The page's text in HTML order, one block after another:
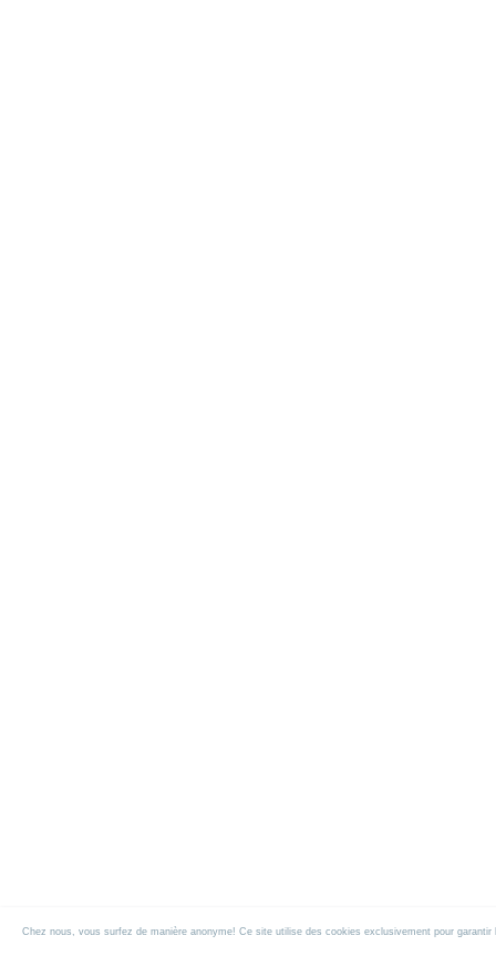
Chez nous, vous surfez de manière anonyme! Ce site utilise des cookies exclusivement pour